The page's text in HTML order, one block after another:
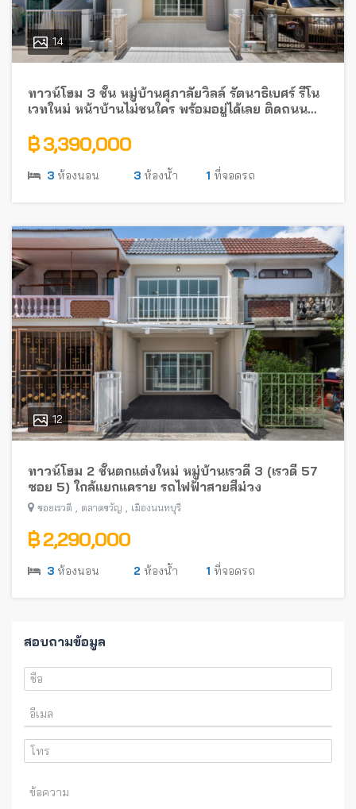
14
ทาวน์โฮม 3 ชั้น หมู่บ้านศุภาลัยวิลล์ รัตนาธิเบศร์ รีโน
เวทใหม่ หน้าบ้านไม่ชนใคร พร้อมอยู่ได้เลย ติดถนน
฿ 3,390,000
3 ห้องนอน 3 ห้องน้ำ 1 ที่จอดรถ
12
ทาวน์โฮม 2 ชั้นตกแต่งใหม่ หมู่บ้านเรวดี 3 (เรวดี 57
ซอย 5) ใกล้แยกแคราย รถไฟฟ้าสายสีม่วง
ซอยเรวดี ตลาดขวัญ เมืองนนทบุรี
฿ 2,290,000
3 ห้องนอน 2 ห้องน้ำ 1 ที่จอดรถ
สอบถามข้อมูล